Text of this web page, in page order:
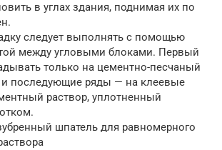
в углах здания, поднимая их по
следует выполнять с помощью
между угловыми блоками. Первый
только на цементно-песчаный
и последующие ряды — на клеевые
раствор, уплотненный
шпатель для равномерного